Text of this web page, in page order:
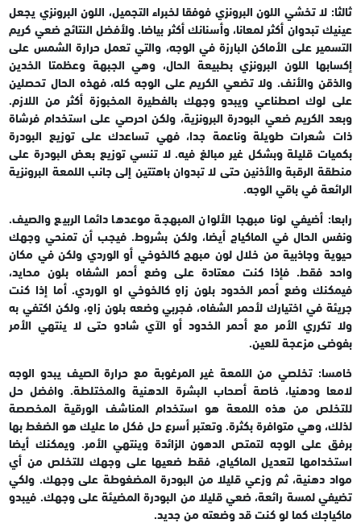
ثالثا: لا تخشي اللون البرونزي فوفقا لخبراء التجميل، اللون البرونزي يجعل
عينيك تبدوان أكثر لمعانا، وأسنانك أكثر بياضا. ولأفضل النتائج ضعي كريم
التسمير على الأماكن البارزة في الوجه، والتي تعمل حرارة الشمس على
إكسابها اللون البرونزي بطبيعة الحال، وهي الجبهة وعظمتا الخدين
والذقن والأنف. ولا تضعي الكريم على الوجه كله، فهذه الحال تحصلين
على لوك اصطناعي ويبدو وجهك بالفطيرة المخبوزة أكثر من اللازم.
وبعد الكريم ضعي البودرة البرونزية، ولكن احرصي على استخدام فرشاة
ذات شعرات طويلة وناعمة جدا، فهي تساعدك على توزيع البودرة
بكميات قليلة وبشكل غير مبالغ فيه. لا تنسي توزيع بعض البودرة على
منطقة الرقبة والأذنين حتى لا تبدوان باهتتين إلى جانب اللمعة البرونزية
الرائعة في باقي الوجه.
رابعا: أضيفي لونا مبهجا الألوان المبهجة موعدها دائما الربيع والصيف.
ونفس الحال في الماكياج أيضا، ولكن بشروط. فيجب أن تمنحي وجهك
حيوية وجاذبية من خلال لون مبهج كالخوخي أو الوردي ولكن في مكان
واحد فقط. فإذا كنت معتادة على وضع أحمر الشفاه بلون محايد،
فيمكنك وضع أحمر الخدود بلون زاهٍ كالخوخي او الوردي. أما إذا كنت
جريئة في اختيارك لأحمر الشفاه، فجربي وضعه بلون زاهٍ، ولكن اكتفي به
ولا تكرري الأمر مع أحمر الخدود أو الآي شادو حتى لا ينتهي الأمر
بفوضى مزعجة للعين.
خامسا: تخلصي من اللمعة غير المرغوبة مع حرارة الصيف يبدو الوجه
لامعا ودهنيا، خاصة أصحاب البشرة الدهنية والمختلطة. وافضل حل
للتخلص من هذه اللمعة هو استخدام المناشف الورقية المخصصة
لذلك، وهي متوافرة بكثرة. وتعتبر أسرع حل فكل ما عليك هو الضغط بها
برفق على الوجه لتمتص الدهون الزائدة وينتهي الأمر. ويمكنك أيضا
استخدامها لتعديل الماكياج، فقط ضعيها على وجهك للتخلص من أي
مواد دهنية، ثم وزعي قليلا من البودرة المضغوطة على وجهك. ولكي
تضيفي لمسة رائعة، ضعي قليلا من البودرة المضيئة على وجهك. فيبدو
ماكياجك كما لو كنت قد وضعته من جديد.